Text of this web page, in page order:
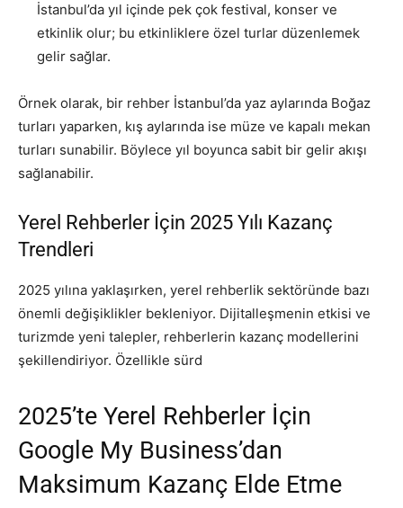
İstanbul’da yıl içinde pek çok festival, konser ve
etkinlik olur; bu etkinliklere özel turlar düzenlemek
gelir sağlar.
Örnek olarak, bir rehber İstanbul’da yaz aylarında Boğaz
turları yaparken, kış aylarında ise müze ve kapalı mekan
turları sunabilir. Böylece yıl boyunca sabit bir gelir akışı
sağlanabilir.
Yerel Rehberler İçin 2025 Yılı Kazanç
Trendleri
2025 yılına yaklaşırken, yerel rehberlik sektöründe bazı
önemli değişiklikler bekleniyor. Dijitalleşmenin etkisi ve
turizmde yeni talepler, rehberlerin kazanç modellerini
şekillendiriyor. Özellikle sürd
2025’te Yerel Rehberler İçin
Google My Business’dan
Maksimum Kazanç Elde Etme